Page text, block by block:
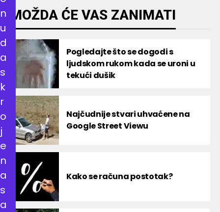
MOŽDA ĆE VAS ZANIMATI
Pogledajte što se dogodi s
ljudskom rukom kada se uroni u
tekući dušik
Najčudnije stvari uhvaćene na
Google Street Viewu
Kako se računa postotak?
n
u
d
a
s
k
r
o
j
e
n
a
s
a